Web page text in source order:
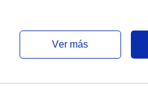
ver más